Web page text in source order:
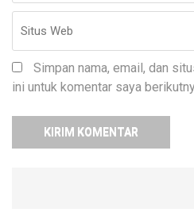
Simpan nama, email, dan
ini untuk komentar saya